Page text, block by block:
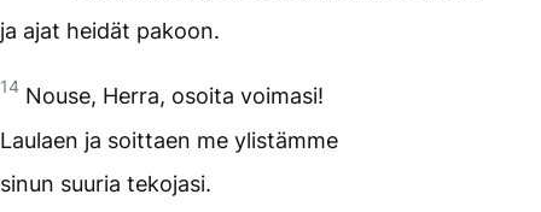
ja ajat heidät pakoon.
14 Nouse, Herra, osoita voimasi!
Laulaen ja soittaen me ylistämme
sinun suuria tekojasi.